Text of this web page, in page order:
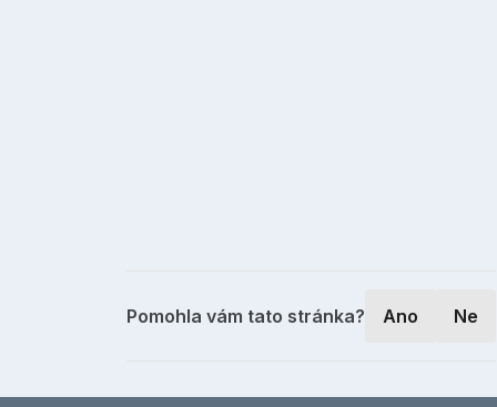
Pomohla vám tato stránka? Ano Ne